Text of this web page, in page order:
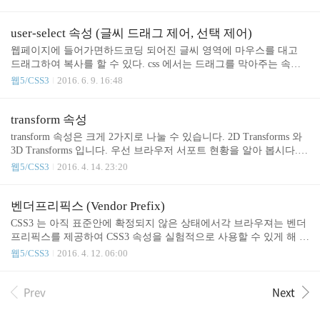
이용하여 스크립트로 클래스 제어를 통해 form요소
를 customize 하는 것으로 알고 있습니다. 지금 알려
드릴 방법은 css를 이용한 방법이며 스크립트를 사용
9 이상 잘 나오고 있습니다. 만약 더 하위버전을 맞추
립트를 사용하는 방법말고는 생각이 나질 않네요. 제
가 만든 소스를 보고 한번 그대로 가져다 확인해 보
세요 정말 괜찮은 방법이..
user-select 속성 (글씨 드래그 제어, 선택 제어)
웹페이지에 들어가면하드코딩 되어진 글씨 영역에 마우스를 대고
드래그하여 복사를 할 수 있다. css 에서는 드래그를 막아주는 속성
이 있습니다. 그렇다고 해서 완벽히 차단은 아니고,속성을 적용하지
저도 플젝을 하면서 한번 사용해 보았네요 . 소스는 다음과 같습니
다.123456 -webkit-user-select: none;-moz-user-select: none;-ms-user-sele
ct: none;user-select: none; cs 설정값은 다음과 같습니다.text – 텍스트
위로 제한됩니다..
웹5/CSS3 2016. 6. 9. 16:48
transform 속성
transform 속성은 크게 2가지로 나눌 수 있습니다. 2D Transforms 와
3D Transforms 입니다. 우선 브라우저 서포트 현황을 알아 봅시다. pr
opertiy 크롬 엣지 파이어폭스 사파리 오페라 2D Transforms 36.0 ~ 4.
~ 10.0 16.0 ~ 10.0 -moz- 9.0 ~ 4.0 -webkit- 23.0 ~ 15.0 -webkit- ※ 정
확한 정보가 아닐 수 있으니 문제점 지적 부탁드립니다. ^^ Syntax1
2..
웹5/CSS3 2016. 4. 14. 23:20
벤더프리픽스 (Vendor Prefix)
CSS3 는 아직 표준안에 확정되지 않은 상태에서각 브라우져는 벤더
프리픽스를 제공하여 CSS3 속성을 실험적으로 사용할 수 있게 해 줍
니다.브라우져별 벤더 프리픽스는 아래와 같습니다. 웹킷 계열 브라
스를 작성할 때 위와 같은 순으로 작성하면 됩니다.그 이유는 추후 C
웹5/CSS3 2016. 4. 12. 06:00
Prev Next